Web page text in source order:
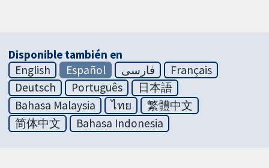
Disponible también en
English
Español فارسی
Français
Deutsch
Português
日本語
Bahasa Malaysia
ไทย
繁體中文
简体中文
Bahasa Indonesia